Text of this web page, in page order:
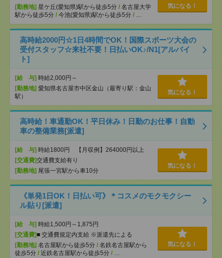
[勤務地] 星ケ丘(愛知県)駅から徒歩5分 / 名古屋大学
駅から徒歩5分 / 今池(愛知県)駅から徒歩5分 / …
気になる！
高時給2000円☆1日4時間でOK！国際スポーツ大会の
受付スタッフ☆来社不要！日払いOK♪/N1[アルバイ
ト]
[給 与] 時給2,000円～
[勤務地] 愛知県名古屋市中区金山（最寄り駅：金山
駅）
気になる！
高時給！車通勤OK！平日休み！日勤のお仕事！自動
車の整備業務[派遣]
[給 与] 時給1800円 【月収例】264000円以上
[交通費]交通費支給有り
[勤務地] 尾張一宮駅から車10分
気になる！
《単発1日OK！日払い可》＊コスメのモクモクシー
ル貼り[派遣]
[給 与] 時給1,500円～1,875円
[交通費]■ 交通費規定内支給 ※派遣先による
[勤務地] 名古屋駅から徒歩5分 / 名鉄名古屋駅から
徒歩5分 / 近鉄名古屋駅から徒歩5分 / …
気になる！